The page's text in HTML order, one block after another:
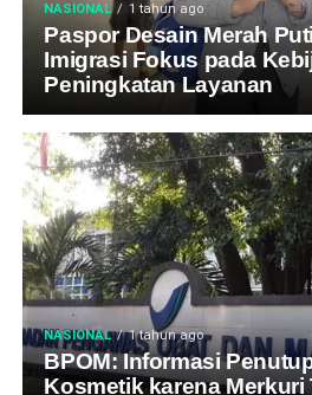
NASIONAL 1 tahun ago
Paspor Desain Merah
Imigrasi Fokus pada
Peningkatan Layanan
NASIONAL 1 tahun ago
BPOM: Informasi
Kosmetik karena Merkuri